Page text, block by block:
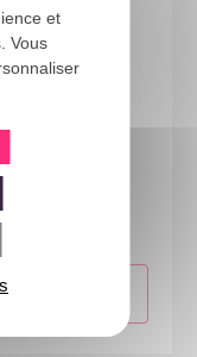
- L/XL
et
Vous